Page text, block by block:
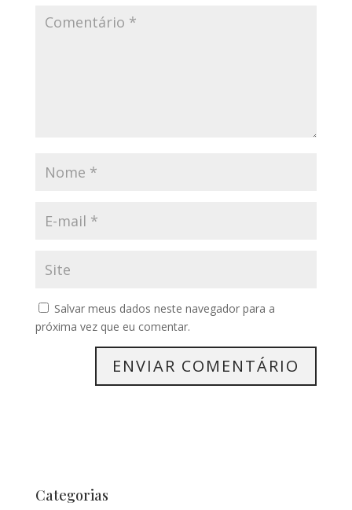
Salvar meus dados neste navegador para a
próxima vez que eu comentar.
Categorias